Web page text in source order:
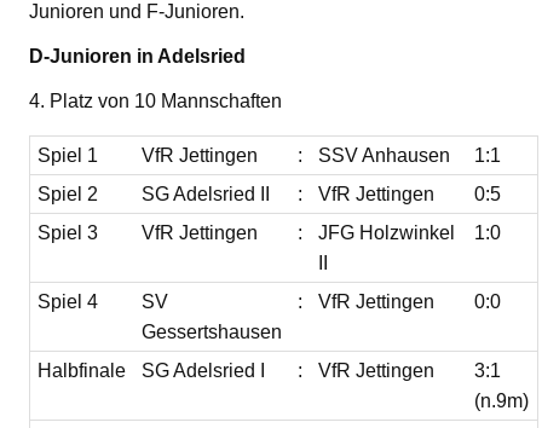
Junioren und F-Junioren.
D-Junioren in Adelsried
4. Platz von 10 Mannschaften
Spiel 1 VfR Jettingen : SSV Anhausen
1:1
Spiel 2
SG Adelsried II : VfR Jettingen
0:5
Spiel 3
VfR Jettingen :
JFG Holzwinkel
1:0
Spiel 4
SV
Gessertshausen
: VfR Jettingen 0:0
Halbfinale SG Adelsried I : VfR Jettingen
3:1
(n.9m)